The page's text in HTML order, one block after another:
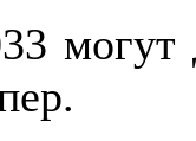
могут